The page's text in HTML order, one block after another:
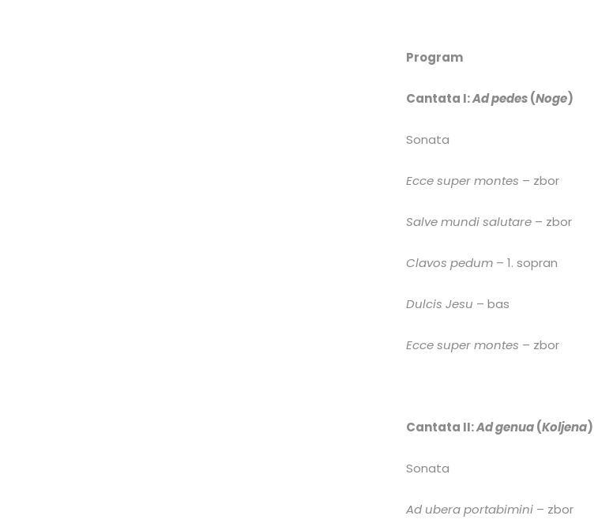
Program
Cantata I:Ad pedes(Noge)
Sonata
Ecce super montes – zbor
Salve mundi salutare– zbor
Clavos pedum– 1. sopran
Dulcis Jesu – bas
Ecce super montes – zbor
Cantata II:Ad genua(Koljena)
Sonata
Ad ubera portabimini– zbor